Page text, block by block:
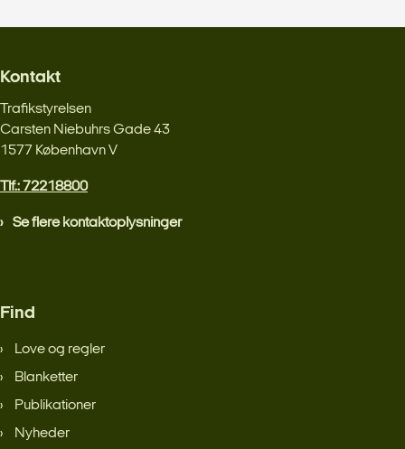
Kontakt
Trafikstyrelsen
Carsten Niebuhrs Gade 43
1577 København V
Tlf.: 72218800
Se flere kontaktoplysninger
Find
Love og regler
Blanketter
Publikationer
Nyheder